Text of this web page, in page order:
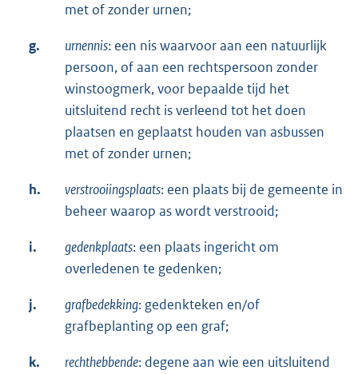
met of zonder urnen;
g. urnennis: een nis waarvoor aan een natuurlijk
persoon, of aan een rechtspersoon zonder
winstoogmerk, voor bepaalde tijd het
uitsluitend recht is verleend tot het doen
plaatsen en geplaatst houden van asbussen
met of zonder urnen;
h. verstrooiingsplaats: een plaats bij de gemeente in
beheer waarop as wordt verstrooid;
i. gedenkplaats: een plaats ingericht om
overledenen te gedenken;
j. grafbedekking: gedenkteken en/of
grafbeplanting op een graf;
k. rechthebbende: degene aan wie een uitsluitend